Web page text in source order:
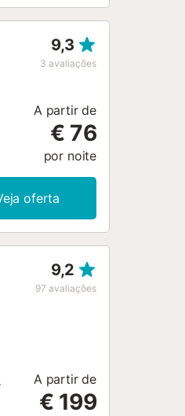
9,3
3 avaliações
A partir de
€ 76
por noite
oferta
9,2
97 avaliações
A partir de
€ 199